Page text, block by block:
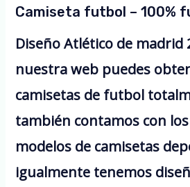
Camiseta futbol – 100%
Diseño Atlético de madrid
nuestra web puedes
camisetas de futbol
también contamos con
modelos de camisetas
igualmente tenemos